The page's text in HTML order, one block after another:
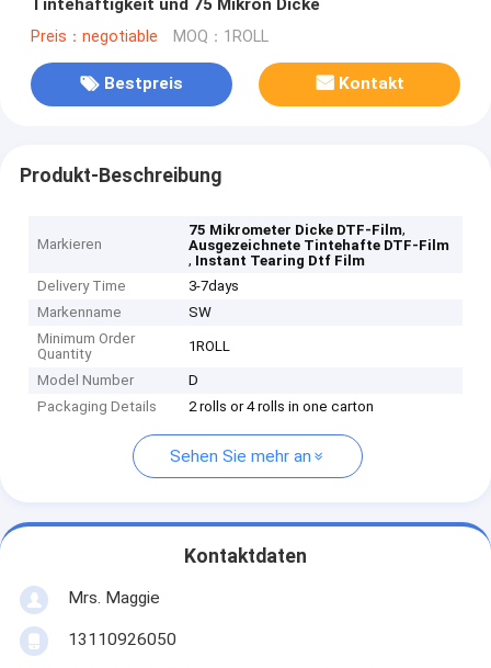
Tintehaftigkeit und 75 Mikron Dicke
Preis：negotiable MOQ：1ROLL
Bestpreis Kontakt
Produkt-Beschreibung
Markieren
75 Mikrometer Dicke DTF-Film,
Ausgezeichnete Tintehafte DTF-Film
, Instant Tearing Dtf Film
Delivery Time
3-7days
Markenname
SW
Minimum Order
Quantity
1ROLL
Model Number
D
Packaging Details
2 rolls or 4 rolls in one carton
Sehen Sie mehr an
Kontaktdaten
Mrs. Maggie
13110926050